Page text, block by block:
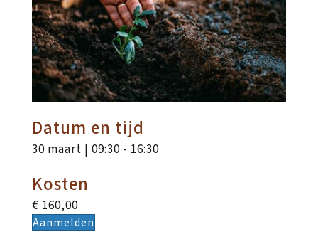
Datum en tijd
30 maart | 09:30- 16:30
Kosten
€ 160,00
Aanmelden